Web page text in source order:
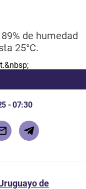
de humedad
25°C.
- 07:30
de